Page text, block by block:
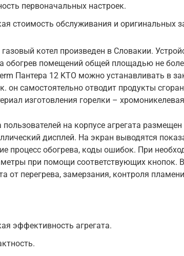
первоначальных настроек.
стоимость обслуживания и оригинальных
котел произведен в Словакии.
обогрев помещений общей площадью не
Пантера 12 KTO можно устанавливать в
он самостоятельно отводит продукты
изготовления горелки –
на корпусе агрегата
дисплей. На экран выводятся
процесс обогрева, коды ошибок. При
при помощи соответствующих кнопок.
от перегрева, замерзания, контроля
эффективность агрегата.